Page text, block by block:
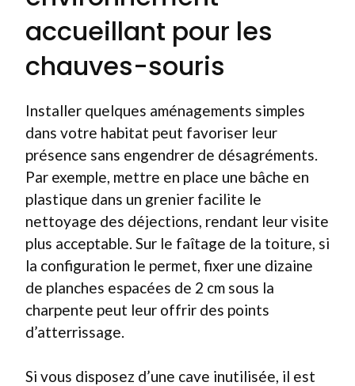
accueillant pour les
chauves-souris
Installer quelques aménagements simples
dans votre habitat peut favoriser leur
présence sans engendrer de désagréments.
Par exemple, mettre en place une bâche en
plastique dans un grenier facilite le
nettoyage des déjections, rendant leur visite
plus acceptable. Sur le faîtage de la toiture, si
la configuration le permet, fixer une dizaine
de planches espacées de 2 cm sous la
charpente peut leur offrir des points
d’atterrissage.
Si vous disposez d’une cave inutilisée, il est